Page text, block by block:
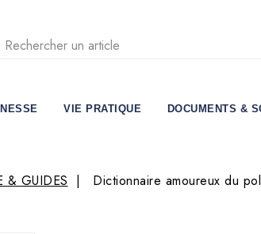
VIE PRATIQUE DOCUMENTS &
& GUIDES Dictionnaire amoureux du